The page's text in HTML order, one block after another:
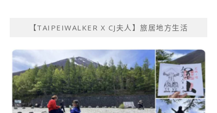
【TAIPEIWALKER X CJ夫人】旅居地方生活